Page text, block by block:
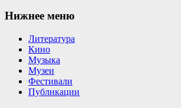
Нижнее меню
Литература
Кино
Музыка
Музеи
Фестивали
Публикации